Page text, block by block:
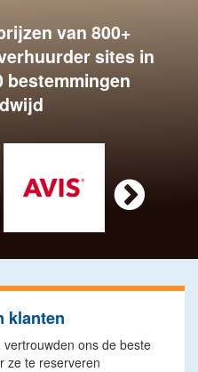
van 800+
sites in
bestemmingen

klanten
ons de beste
ze te reserveren